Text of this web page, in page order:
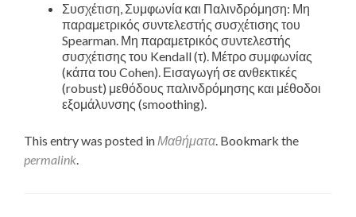
Συσχέτιση, Συμφωνία και Παλινδρόμηση: Μη
παραμετρικός συντελεστής συσχέτισης του
Spearman. Μη παραμετρικός συντελεστής
συσχέτισης του Kendall (τ). Μέτρο συμφωνίας
(κάπα του Cohen). Εισαγωγή σε ανθεκτικές
(robust) μεθόδους παλινδρόμησης και μέθοδοι
εξομάλυνσης (smoothing).
This entry was posted inΜαθήματα. Bookmark the
permalink.